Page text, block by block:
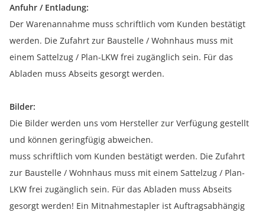
Anfuhr / Entladung:
Der Warenannahme muss schriftlich vom Kunden bestätigt
werden. Die Zufahrt zur Baustelle / Wohnhaus muss mit
einem Sattelzug / Plan-LKW frei zugänglich sein. Für das
Abladen muss Abseits gesorgt werden.
Bilder:
Die Bilder werden uns vom Hersteller zur Verfügung gestellt
und können geringfügig abweichen.
muss schriftlich vom Kunden bestätigt werden. Die Zufahrt
zur Baustelle / Wohnhaus muss mit einem Sattelzug / Plan-
LKW frei zugänglich sein. Für das Abladen muss Abseits
gesorgt werden! Ein Mitnahmestapler ist Auftragsabhängig